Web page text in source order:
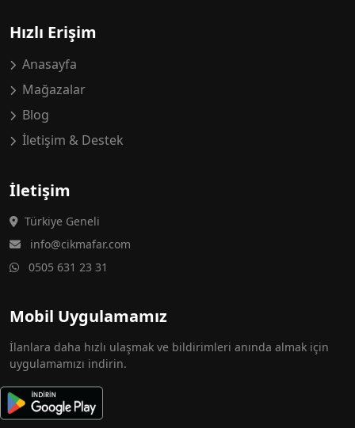
Hızlı Erişim
Anasayfa
Mağazalar
Blog
İletişim & Destek
İletişim
Türkiye Geneli
info@cikmafar.com
0505 631 23 31
Mobil Uygulamamız
İlanlara daha hızlı ulaşmak ve bildirimleri anında almak için
uygulamamızı indirin.